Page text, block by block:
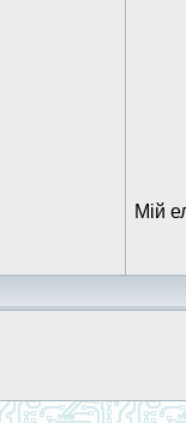
Мій